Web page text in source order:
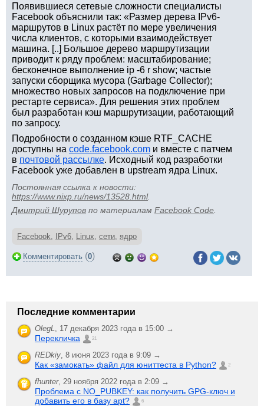
Появившиеся сетевые сложности специалисты
Facebook объяснили так: «Размер дерева IPv6-
маршрутов в Linux растёт по мере увеличения
числа клиентов, с которыми взаимодействует
машина. [..] Большое дерево маршрутизации
приводит к ряду проблем: масштабирование;
бесконечное выполнение ip -6 r show; частые
запуски сборщика мусора (Garbage Collector);
множество новых запросов на подключение при
рестарте сервиса». Для решения этих проблем
был разработан кэш маршрутизации, работающий
по запросу.
Подробности о созданном кэше RTF_CACHE
доступны на code.facebook.com и вместе с патчем
в почтовой рассылке. Исходный код разработки
Facebook уже добавлен в upstream ядра Linux.
Постоянная ссылка к новости:
https://www.nixp.ru/news/13528.html.
Дмитрий Шурупов по материалам Facebook Code
Facebook, IPv6, Linux, сети, ядро
Комментировать (0)
Последние комментарии
OlegL, 17 декабря 2023 года в 15:00 →
Перекличка 21
REDkiy, 8 июня 2023 года в 9:09 →
Как «замокать» файл для юниттеста в Python? 2
fhunter, 29 ноября 2022 года в 2:09 →
Проблема с NO_PUBKEY: как получить GPG-ключ и
добавить его в базу apt?
6